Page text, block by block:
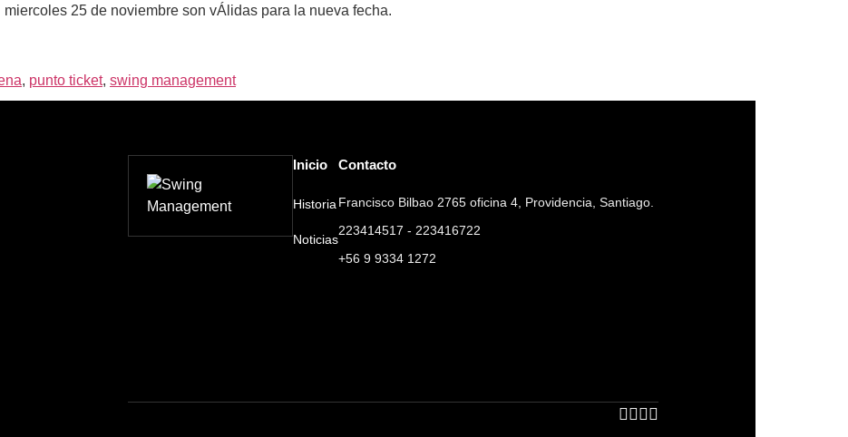
25 de noviembre son vÁlidas para la nueva fecha.
, punto ticket, swing management
Inicio
Historia
Noticias
Contacto
Francisco Bilbao 2765 oficina 4, Providencia, Santiago.
223414517 - 223416722
+56 9 9334 1272